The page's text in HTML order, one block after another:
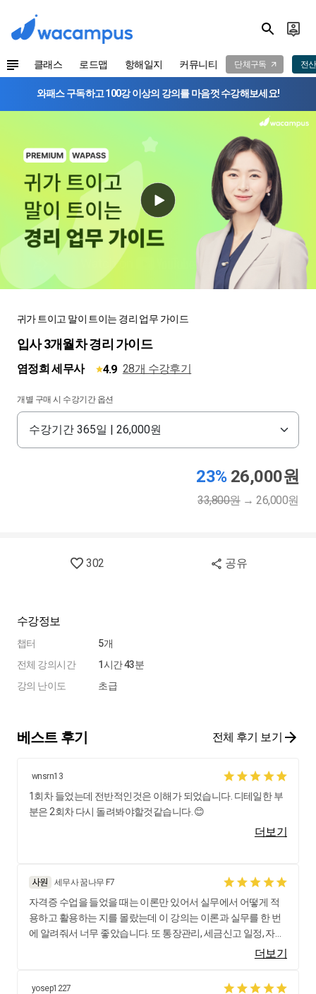
클래스 로드맵 항해일지 커뮤니티 단체구독 전
와패스 구독하고 100강 이상의 강의를 마음껏 수강해보세요!
귀가 트이고 말이 트이는 경리 업무 가이드
입사 3개월차 경리 가이드
염정희 세무사 4.9 28개 수강후기
개별 구매 시 수강기간 옵션
23% 26,000원
33,800원→ 26,000원
302 공유
수강정보
챕터
전체 강의시간
강의 난이도
5개
1시간 43분
초급
베스트 후기 전체 후기 보기
wnsrn13
1회차 들었는데 전반적인것은 이해가 되었습니다. 디테일한 부
분은 2회차 다시 돌려봐야할것같습니다. 😊
더보기
세무사 꿈나무 F7
자격증 수업을 들었을 때는 이론만 있어서 실무에서 어떻게 적
용하고 활용하는 지를 몰랐는데 이 강의는 이론과 실무를 한 번
에 알려줘서 너무 좋았습니다. 또 통장관리, 세금신고 일정, 자료
들 준비 등 실무에서 사용하는 팁을 많이 알려주셔서 감사합니
더보기
yosep1227